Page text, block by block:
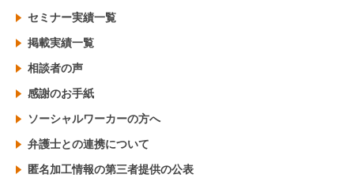
セミナー実績一覧
掲載実績一覧
相談者の声
感謝のお手紙
ソーシャルワーカーの方へ
弁護士との連携について
匿名加工情報の第三者提供の公表